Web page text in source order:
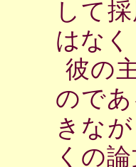
して
はな
彼の
ので
きな
くの